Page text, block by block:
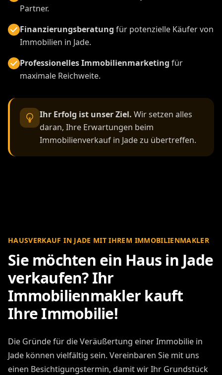
Partner.
Finanzierungsberatung für potenzielle Käufer von
Immobilien in Jade.
Professionelles Immobilienmarketing für
maximale Reichweite.
Ihr Erfolg ist unser Ziel. Wir setzen alles
daran, Ihre Erwartungen beim
Immobilienverkauf in Jade zu übertreffen.
HAUSVERKAUF IN JADE MIT IHREM IMMOBILIENMAKLER
Sie möchten ein Haus in Jade
verkaufen? Ihr
Immobilienmakler kauft
Ihre Immobilie!
Die Gründe für die Veräußertung einer Immobilie in
Jade können vielfältig sein. Vereinbaren Sie mit uns
einen Besichtigungstermin, damit wir Ihr Grundstück